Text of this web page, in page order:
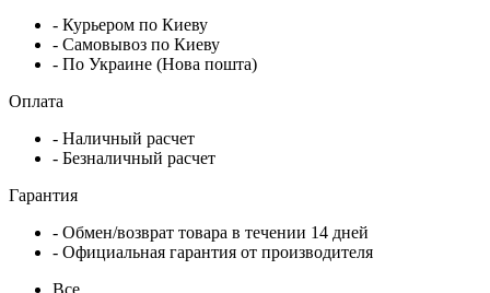
- Курьером по Киеву
- Самовывоз по Киеву
- По Украине (Нова пошта)
Оплата
- Наличный расчет
- Безналичный расчет
Гарантия
- Обмен/возврат товара в течении 14 дней
- Официальная гарантия от производителя
Все